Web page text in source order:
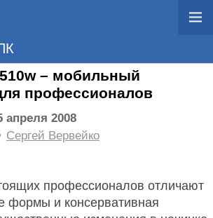
– мобильный
профессионалов
апреля 2008
Сергей Вервейко
профессионалов отличают
формы и консервативная